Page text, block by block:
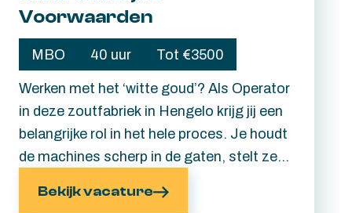
Voorwaarden
MBO
40 uur Tot €3500
Werken met het ‘witte goud’? Als Operator
in deze zoutfabriek in Hengelo krijg jij een
belangrijke rol in het hele proces. Je houdt
de machines scherp in de gaten, stelt ze
storing ontstaat. En jouw inzet blijft hier
Bekijk vacature